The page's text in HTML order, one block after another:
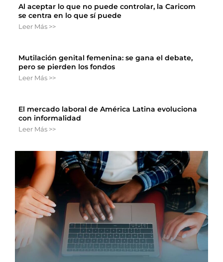
Al aceptar lo que no puede controlar, la Caricom
se centra en lo que sí puede
Leer Más >>
Mutilación genital femenina: se gana el debate,
pero se pierden los fondos
Leer Más >>
El mercado laboral de América Latina evoluciona
con informalidad
Leer Más >>